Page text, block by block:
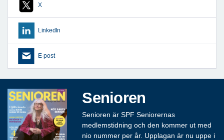
X
LinkedIn
E-post
Senioren
Senioren är SPF Seniorernas
medlemstidning och den kommer ut med
nio nummer per år. Upplagan är nu uppe i